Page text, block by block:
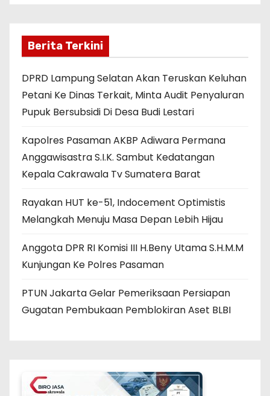
Berita Terkini
DPRD Lampung Selatan Akan Teruskan Keluhan
Petani Ke Dinas Terkait, Minta Audit Penyaluran
Pupuk Bersubsidi Di Desa Budi Lestari
Kapolres Pasaman AKBP Adiwara Permana
Anggawisastra S.I.K. Sambut Kedatangan
Kepala Cakrawala Tv Sumatera Barat
Rayakan HUT ke-51, Indocement Optimistis
Melangkah Menuju Masa Depan Lebih Hijau
Anggota DPR RI Komisi III H.Beny Utama S.H.M.M
Kunjungan Ke Polres Pasaman
PTUN Jakarta Gelar Pemeriksaan Persiapan
Gugatan Pembukaan Pemblokiran Aset BLBI